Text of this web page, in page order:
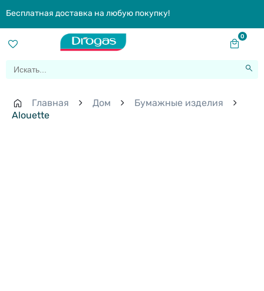
Бесплатная доставка на любую покупку!
0
Главная Дом
Бумажные изделия
Alouette